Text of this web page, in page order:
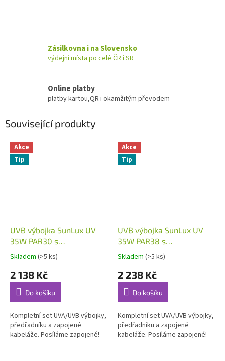
Zásilkovna i na Slovensko
výdejní místa po celé ČR i SR
Online platby
platby kartou,QR i okamžitým převodem
Související produkty
Akce
Tip
UVB výbojka SunLux UV
35W PAR30 s
předřadníkem a kabeláží
Skladem (>5 ks)
2 138 Kč
Do košíku
Kompletní set UVA/UVB výbojky,
předřadníku a zapojené
kabeláže. Posíláme zapojené!
Akce
Tip
UVB výbojka SunLux UV
35W PAR38 s
předřadníkem a kabeláží
Skladem (>5 ks)
2 238 Kč
Do košíku
Kompletní set UVA/UVB výbojky,
předřadníku a zapojené
kabeláže. Posíláme zapojené!